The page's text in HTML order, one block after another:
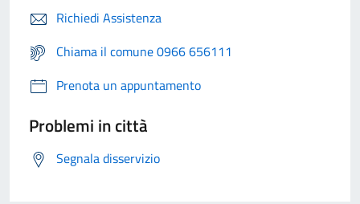
Richiedi Assistenza
Chiama il comune 0966 656111
Prenota un appuntamento
Problemi in città
Segnala disservizio